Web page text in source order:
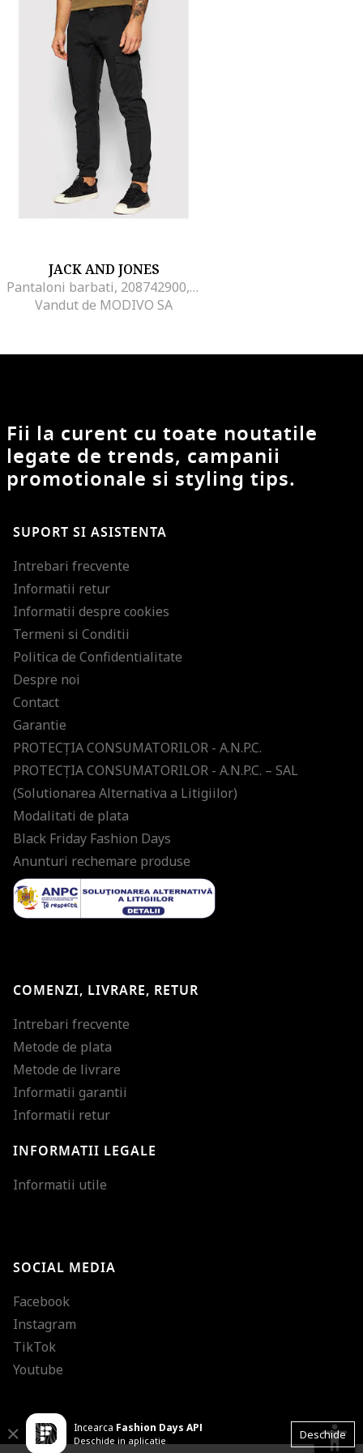
JACK AND JONES
Pantaloni barbati, 208742900, Bumbac organic, W38-L32 US, Negru
Vandut de MODIVO SA
Fii la curent cu toate noutatile
legate de trends, campanii
promotionale si styling tips.
SUPORT SI ASISTENTA
Intrebari frecvente
Informatii retur
Informatii despre cookies
Termeni si Conditii
Politica de Confidentialitate
Despre noi
Contact
Garantie
PROTECŢIA CONSUMATORILOR - A.N.P.C.
PROTECŢIA CONSUMATORILOR - A.N.P.C. – SAL
(Solutionarea Alternativa a Litigiilor)
Modalitati de plata
Black Friday Fashion Days
Anunturi rechemare produse
COMENZI, LIVRARE, RETUR
Intrebari frecvente
Metode de plata
Metode de livrare
Informatii garantii
Informatii retur
INFORMATII LEGALE
Informatii utile
SOCIAL MEDIA
Facebook
Instagram
TikTok
Youtube
Incearca Fashion Days APP
Deschide in aplicatie Deschide
Close accessibility
Cursor mare